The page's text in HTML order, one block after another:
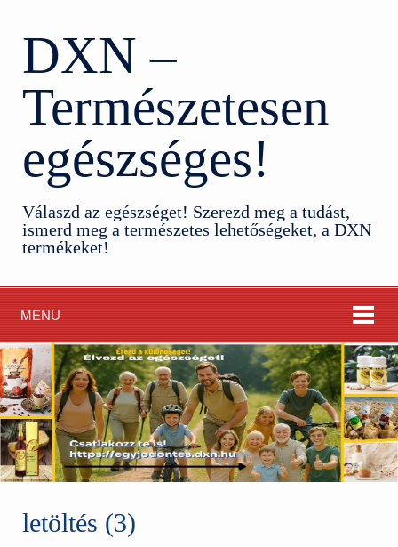
DXN –
Természetesen
egészséges!
Válaszd az egészséget! Szerezd meg a tudást,
ismerd meg a természetes lehetőségeket, a DXN
termékeket!
MENU
letöltés (3)